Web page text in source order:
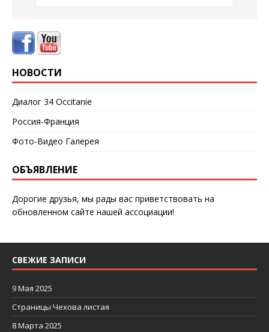
НОВОСТИ
Диалог 34 Occitanie
Россия-Франция
Фото-Видео Галерея
ОБЪЯВЛЕНИЕ
Дорогие друзья, мы рады вас приветствовать на
обновленном сайте нашей ассоциации!
СВЕЖИЕ ЗАПИСИ
9 Мая 2025
Страницы Чехова листая
8 Марта 2025